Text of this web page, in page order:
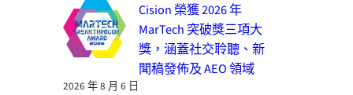
Cision 榮獲 2026 年
MarTech 突破獎三項大
獎，涵蓋社交聆聽、新
聞稿發佈及 AEO 領域
2026 年 8 月 6 日